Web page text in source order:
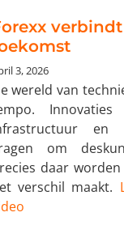
3, 2026
wereld van
en
om
daar
verschil maakt.